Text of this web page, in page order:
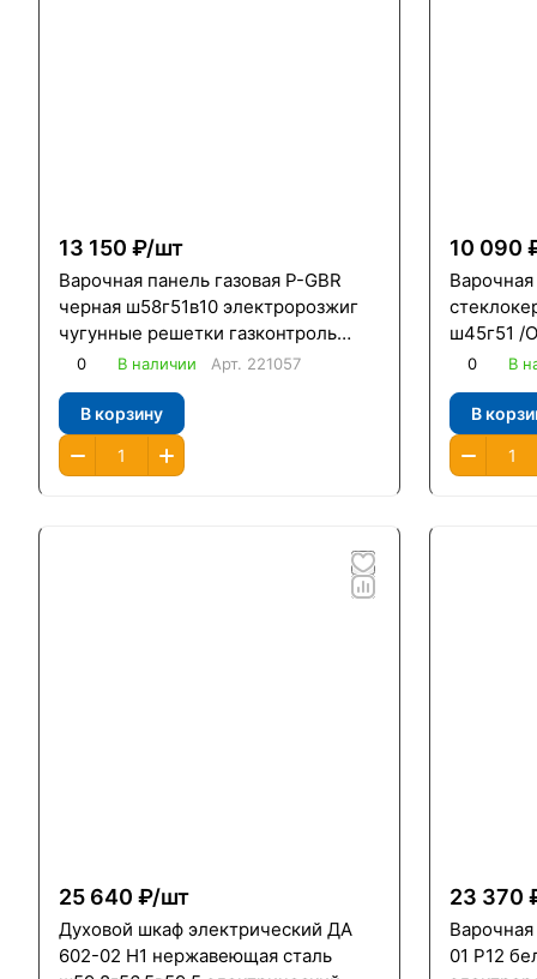
13 150 ₽/шт
Варочная панель газовая P-GBR
черная ш58г51в10 электророзжиг
чугунные решетки газконтроль
/Oasis/
0 В наличии Арт. 221057
В корзину
10 090
ш45г51 /
0 В
В
25 640 ₽/шт
Духовой шкаф электрический ДА
602-02 Н1 нержавеющая сталь
23 370
01 Р12